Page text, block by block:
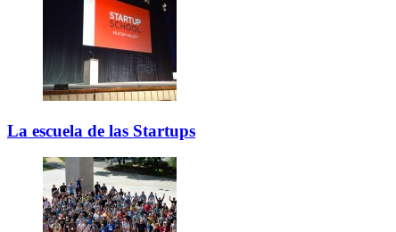
La escuela de las Startups